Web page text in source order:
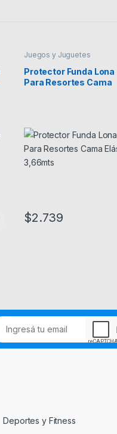
Juegos y Juguetes
Protector Funda Lona
Para Resortes Cama
$2.739
Deportes y Fitness